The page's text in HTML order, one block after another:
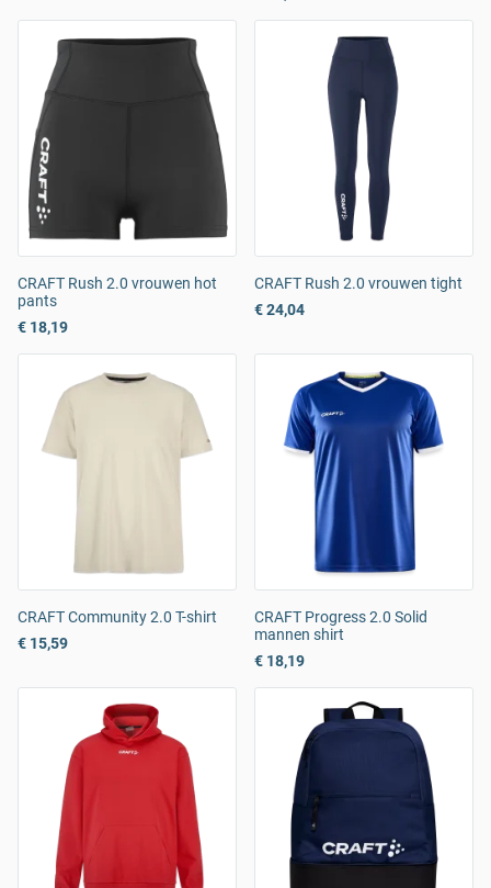
CRAFT Rush 2.0 vrouwen hot
pants
€ 18,19
CRAFT Rush 2.0 vrouwen tight
€ 24,04
CRAFT Community 2.0 T-shirt
€ 15,59
CRAFT Progress 2.0 Solid
mannen shirt
€ 18,19